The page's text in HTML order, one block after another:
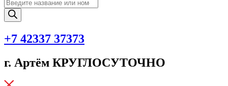
товаров
+7 42337 37373
г. Артём КРУГЛОСУТОЧНО